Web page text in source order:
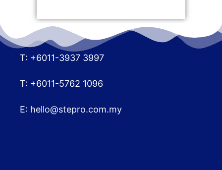
T: +6011-3937 3997
T: +6011-5762 1096
E: hello@stepro.com.my